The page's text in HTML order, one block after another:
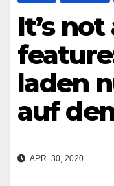
It’s not
laden
auf
APR. 30, 2020